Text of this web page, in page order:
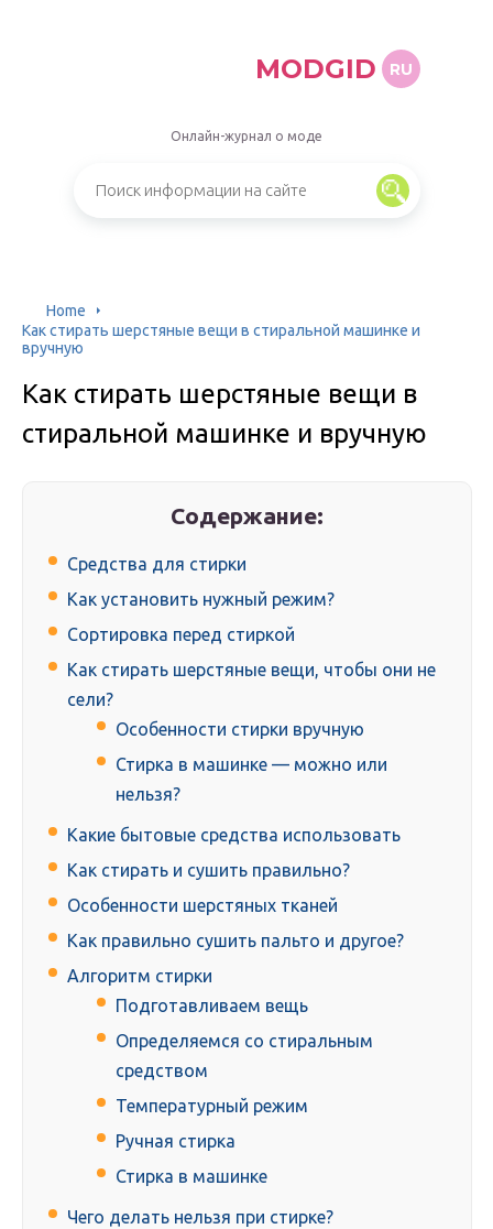
MODGID RU
Онлайн-журнал о моде
Home
Как стирать шерстяные вещи в стиральной машинке и
вручную
Как стирать шерстяные вещи в
стиральной машинке и вручную
Содержание:
Средства для стирки
Как установить нужный режим?
Сортировка перед стиркой
Как стирать шерстяные вещи, чтобы они не
сели?
Особенности стирки вручную
Стирка в машинке — можно или
нельзя?
Какие бытовые средства использовать
Как стирать и сушить правильно?
Особенности шерстяных тканей
Как правильно сушить пальто и другое?
Алгоритм стирки
Подготавливаем вещь
Определяемся со стиральным
средством
Температурный режим
Ручная стирка
Стирка в машинке
Чего делать нельзя при стирке?